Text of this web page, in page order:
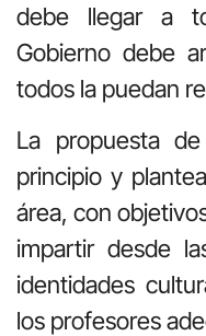
debe llegar a
Gobierno debe
todos la puedan
La propuesta
principio y
área, con
impartir desde
identidades
los profesores